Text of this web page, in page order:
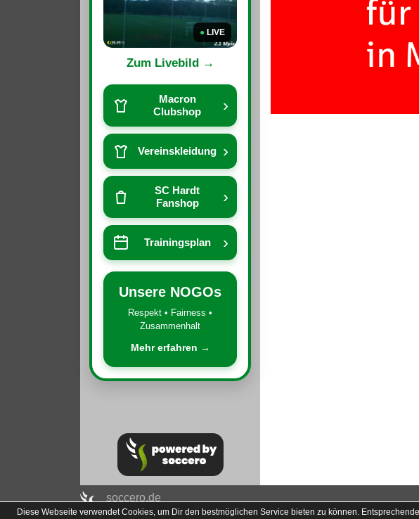
● LIVE
Zum Livebild →
Macron
Clubshop
›
Vereinskleidung ›
SC Hardt
Fanshop
›
Trainingsplan ›
Unsere NOGOs
Respekt • Fairness •
Zusammenhalt
Mehr erfahren →
soccero.de
© 2006 - 2026
Diese Webseite verwendet Cookies, um Dir den bestmöglichen Service bieten zu können.